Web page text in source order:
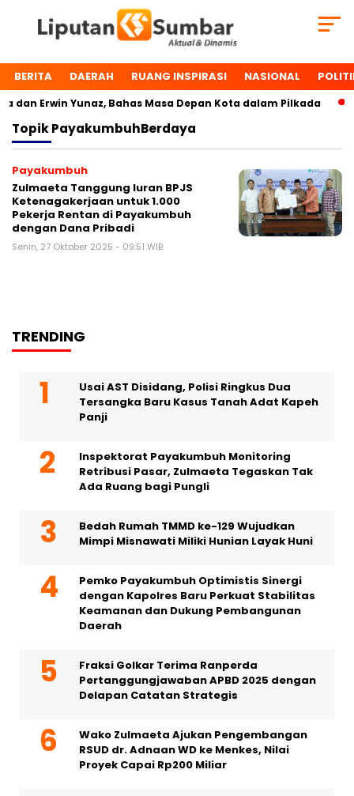
BERITA DAERAH RUANG INSPIRASI NASIONAL
Erwin Yunaz, Bahas Masa Depan Kota dalam Pilkada
TopikPayakumbuhBerdaya
Payakumbuh
Zulmaeta Tanggung Iuran BPJS
Ketenagakerjaan untuk 1.000
Pekerja Rentan di Payakumbuh
dengan Dana Pribadi
Senin, 27 Oktober 2025 - 09:51 WIB
TRENDING
Usai AST Disidang, Polisi Ringkus Dua
Tersangka Baru Kasus Tanah Adat Kapeh
Panji
Inspektorat Payakumbuh Monitoring
Retribusi Pasar, Zulmaeta Tegaskan Tak
Ada Ruang bagi Pungli
Bedah Rumah TMMD ke-129 Wujudkan
Mimpi Misnawati Miliki Hunian Layak Huni
Pemko Payakumbuh Optimistis Sinergi
dengan Kapolres Baru Perkuat Stabilitas
Keamanan dan Dukung Pembangunan
Daerah
Fraksi Golkar Terima Ranperda
Pertanggungjawaban APBD 2025 dengan
Delapan Catatan Strategis
Wako Zulmaeta Ajukan Pengembangan
RSUD dr. Adnaan WD ke Menkes, Nilai
Proyek Capai Rp200 Miliar